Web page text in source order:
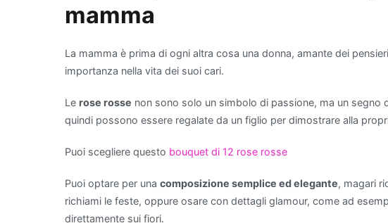
mamma
La mamma è prima di ogni altra cosa una donna, amante dei
importanza nella vita dei suoi cari.
Le rose rosse non sono solo un simbolo di passione, ma un segno
quindi possono essere regalate da un figlio per dimostrare alla
Puoi scegliere questo bouquet di 12 rose rosse
Puoi optare per una composizione semplice ed elegante, magari
richiami le feste, oppure osare con dettagli glamour, come ad
direttamente sui fiori.